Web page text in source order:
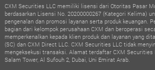
CXM Securities LLC memiliki lisensi dari Otoritas Pasar
berdasarkan Lisensi No. 20200000267 (Kategori Kelima)
pengenalan dan promosi layanan serta produk keuangan.
bagian dari kelompok perusahaan CXM dan beroperasi
memperkenalkan kepada klien produk dan layanan yang
(SC) dan CXM Direct LLC. CXM Securities LLC tidak
mengeksekusi transaksi. Alamat terdaftar CXM Securities
Salam Tower, Al Sufouh 2, Dubai, Uni Emirat Arab.